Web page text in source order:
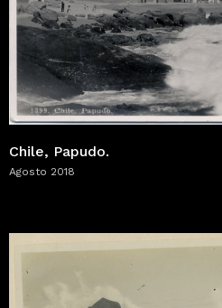
Chile, Papudo.
Agosto 2018